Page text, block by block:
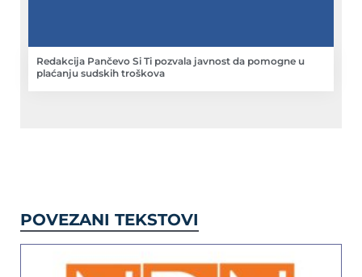
Redakcija Pančevo Si Ti pozvala javnost da pomogne u
plaćanju sudskih troškova
POVEZANI TEKSTOVI